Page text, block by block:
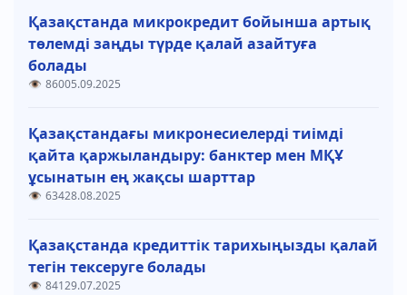
Қазақстанда микрокредит бойынша артық
төлемді заңды түрде қалай азайтуға
болады
86005.09.2025
Қазақстандағы микронесиелерді тиімді
қайта қаржыландыру: банктер мен МҚҰ
ұсынатын ең жақсы шарттар
63428.08.2025
Қазақстанда кредиттік тарихыңызды қалай
тегін тексеруге болады
84129.07.2025